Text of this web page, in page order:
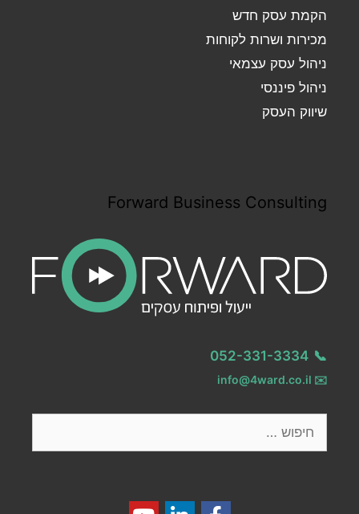
הקמת עסק חדש
מכירות ושרות לקוחות
ניהול עסק עצמאי
ניהול פיננסי
שיווק העסק
Forward Business Consulting
📞
052-331-3334
✉️
info@4ward.co.il